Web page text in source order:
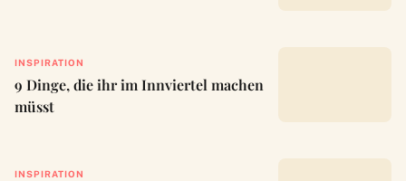
INSPIRATION
9 Dinge, die ihr im Innviertel machen
müsst
INSPIRATION